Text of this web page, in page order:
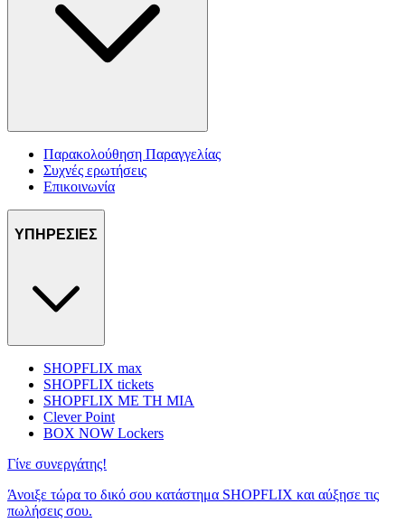
Παρακολούθηση Παραγγελίας
Συχνές ερωτήσεις
Επικοινωνία
ΥΠΗΡΕΣΙΕΣ
SHOPFLIX max
SHOPFLIX tickets
SHOPFLIX ΜΕ ΤΗ ΜΙΑ
Clever Point
BOX NOW Lockers
Γίνε συνεργάτης!
Άνοιξε τώρα το δικό σου κατάστημα SHOPFLIX και αύξησε τις
πωλήσεις σου.